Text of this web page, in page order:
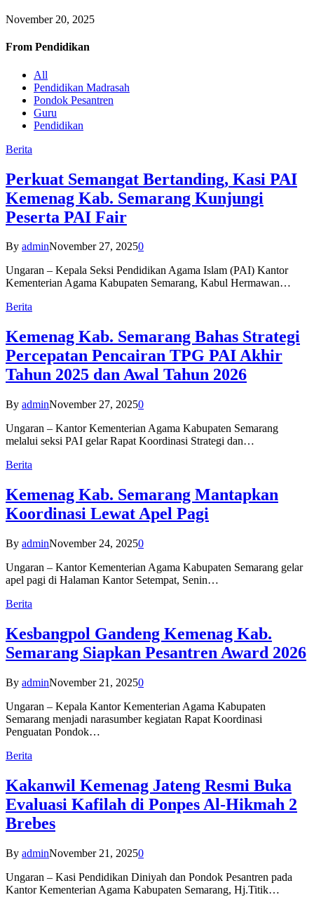
November 20, 2025
From Pendidikan
All
Pendidikan Madrasah
Pondok Pesantren
Guru
Pendidikan
Berita
Perkuat Semangat Bertanding, Kasi PAI
Kemenag Kab. Semarang Kunjungi
Peserta PAI Fair
By adminNovember 27, 20250
Ungaran – Kepala Seksi Pendidikan Agama Islam (PAI) Kantor
Kementerian Agama Kabupaten Semarang, Kabul Hermawan…
Berita
Kemenag Kab. Semarang Bahas Strategi
Percepatan Pencairan TPG PAI Akhir
Tahun 2025 dan Awal Tahun 2026
By adminNovember 27, 20250
Ungaran – Kantor Kementerian Agama Kabupaten Semarang
melalui seksi PAI gelar Rapat Koordinasi Strategi dan…
Berita
Kemenag Kab. Semarang Mantapkan
Koordinasi Lewat Apel Pagi
By adminNovember 24, 20250
Ungaran – Kantor Kementerian Agama Kabupaten Semarang gelar
apel pagi di Halaman Kantor Setempat, Senin…
Berita
Kesbangpol Gandeng Kemenag Kab.
Semarang Siapkan Pesantren Award 2026
By adminNovember 21, 20250
Ungaran – Kepala Kantor Kementerian Agama Kabupaten
Semarang menjadi narasumber kegiatan Rapat Koordinasi
Penguatan Pondok…
Berita
Kakanwil Kemenag Jateng Resmi Buka
Evaluasi Kafilah di Ponpes Al-Hikmah 2
Brebes
By adminNovember 21, 20250
Ungaran – Kasi Pendidikan Diniyah dan Pondok Pesantren pada
Kantor Kementerian Agama Kabupaten Semarang, Hj.Titik…